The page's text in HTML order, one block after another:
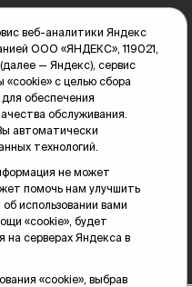
«Вслух.ру»
веб-аналитики Яндекс
ООО «ЯНДЕКС», 119021,
— Яндекс), сервис
с целью сбора
обеспечения
обслуживания.
автоматически
технологий.
не может
помочь нам улучшить
использовании вами
«cookie», будет
на серверах Яндекса в
«cookie», выбрав